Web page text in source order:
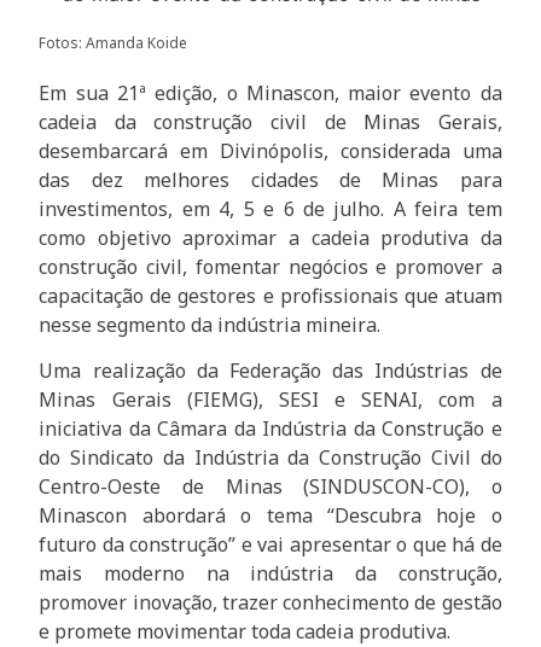
Fotos: Amanda Koide
Em sua 21ª edição, o Minascon, maior evento da
cadeia da construção civil de Minas Gerais,
desembarcará em Divinópolis, considerada uma
das dez melhores cidades de Minas para
investimentos, em 4, 5 e 6 de julho. A feira tem
como objetivo aproximar a cadeia produtiva da
construção civil, fomentar negócios e promover a
capacitação de gestores e profissionais que atuam
nesse segmento da indústria mineira.
Uma realização da Federação das Indústrias de
Minas Gerais (FIEMG), SESI e SENAI, com a
iniciativa da Câmara da Indústria da Construção e
do Sindicato da Indústria da Construção Civil do
Centro-Oeste de Minas (SINDUSCON-CO), o
Minascon abordará o tema “Descubra hoje o
futuro da construção” e vai apresentar o que há de
mais moderno na indústria da construção,
promover inovação, trazer conhecimento de gestão
e promete movimentar toda cadeia produtiva.